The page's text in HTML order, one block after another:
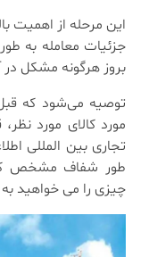
این مرحله از اهمیت
جزئیات معامله به
بروز هرگونه مشکل
توصیه می‌شود که
مورد کالای مورد
تجاری بین المللی
طور شفاف مشخص
چیزی را می خواهید